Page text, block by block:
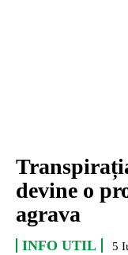
devine o
agrava
INFO UTIL 5